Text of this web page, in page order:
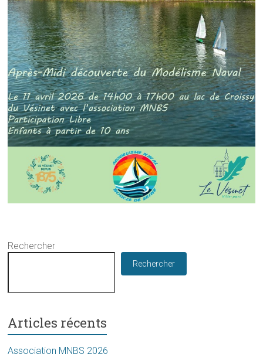
Rechercher
Rechercher
Articles récents
Association MNBS 2026